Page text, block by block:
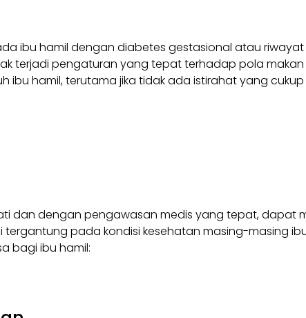
ibu hamil dengan diabetes gestasional atau
terjadi pengaturan yang tepat terhadap pola
hamil, terutama jika tidak ada istirahat yang
dan dengan pengawasan medis yang tepat, dapat
pada kondisi kesehatan masing-masing
bagi ibu hamil: